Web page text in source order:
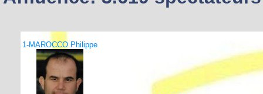
1-MAROCCO Philippe